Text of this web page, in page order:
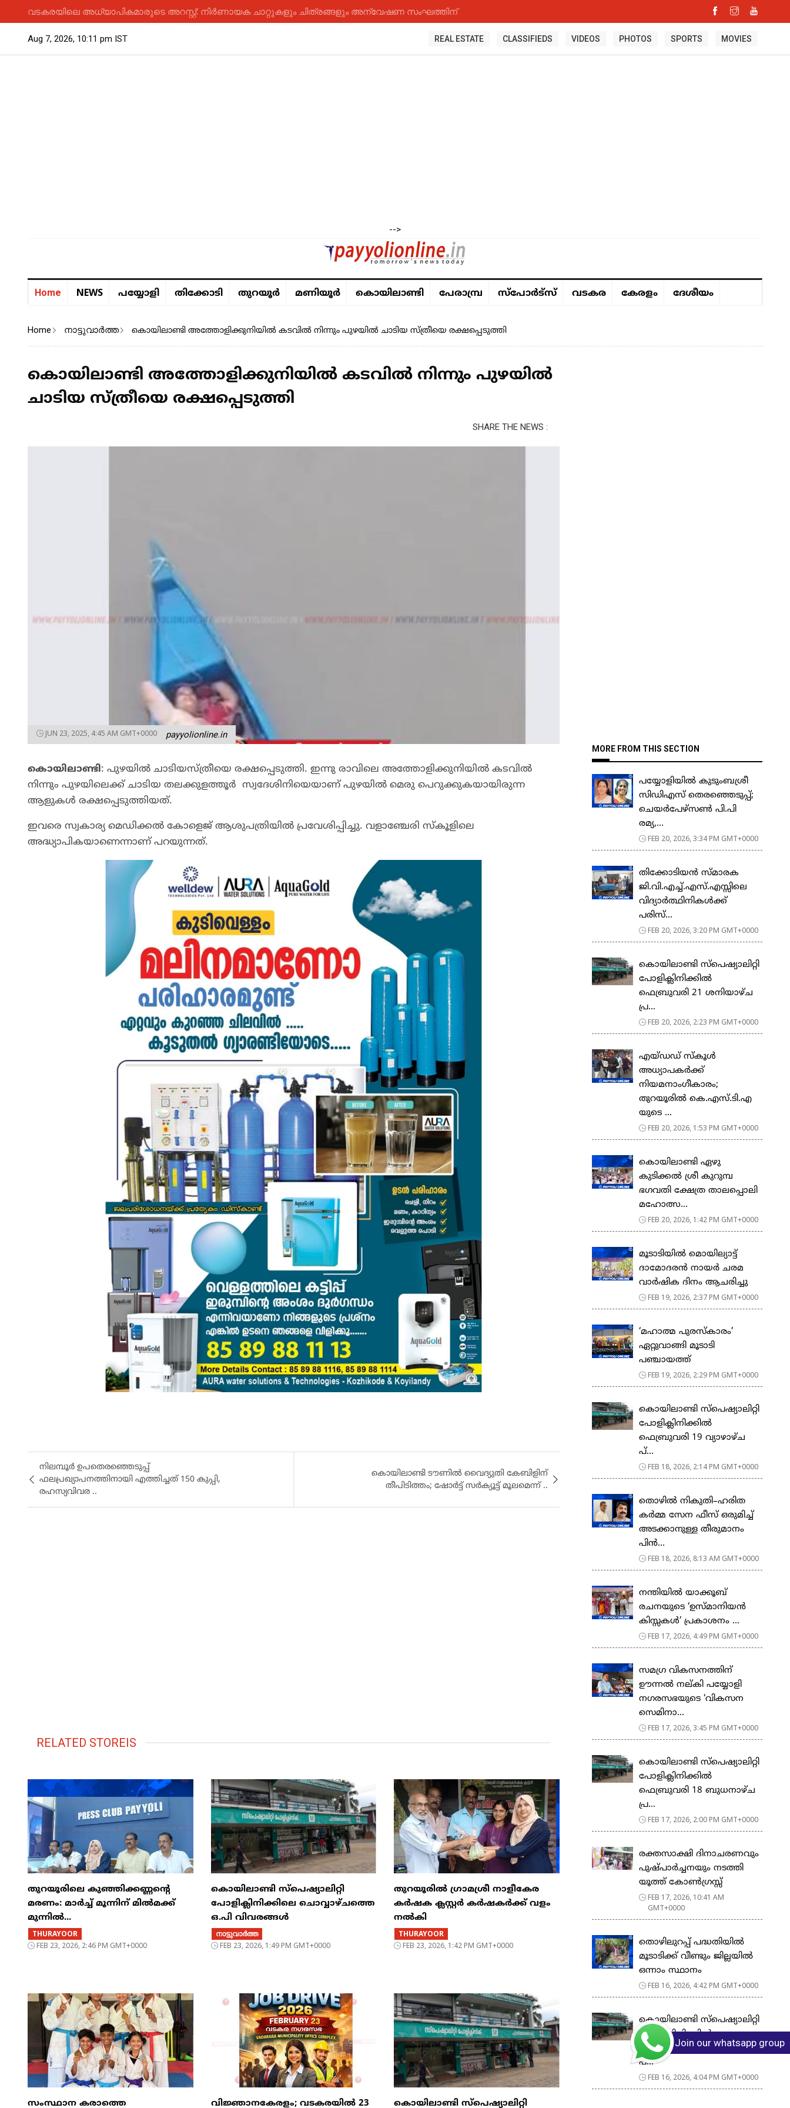
വടകരയിലെ അധ്യാപികമാരുടെ അറസ്റ്റ്: നിർണായക ചാറ്റുകളും ചിത്രങ്ങളും അന്വേഷണ സംഘത്തിന്
Aug 7, 2026, 10:11 pm IST REAL ESTATE CLASSIFIEDS VIDEOS PHOTOS SPORTS MOVIES
-->
Home NEWS പയ്യോളി തിക്കോടി തുറയൂര്‍ മണിയൂര്‍ കൊയിലാണ്ടി പേരാമ്പ്ര സ്പോർട്സ് വടകര കേരളം ദേശീയം
Home നാട്ടുവാര്‍ത്ത കൊയിലാണ്ടി അത്തോളിക്കുനിയിൽ കടവിൽ നിന്നും പുഴയിൽ ചാടിയ സ്ത്രീയെ രക്ഷപ്പെടുത്തി
കൊയിലാണ്ടി അത്തോളിക്കുനിയിൽ കടവിൽ നിന്നും പുഴയിൽ
ചാടിയ സ്ത്രീയെ രക്ഷപ്പെടുത്തി
SHARE THE NEWS :
JUN 23, 2025, 4:45 AM GMT+0000 payyolionline.in
കൊയിലാണ്ടി: പുഴയിൽ ചാടിയസ്ത്രീയെ രക്ഷപ്പെടുത്തി. ഇന്നു രാവിലെ അത്തോളിക്കുനിയിൽ കടവിൽ
നിന്നും പുഴയിലെക്ക് ചാടിയ തലക്കുളത്തൂർ സ്വദേശിനിയെയാണ് പുഴയിൽ മെരു പെറുക്കുകയായിരുന്ന
ആളുകൾ രക്ഷപ്പെടുത്തിയത്.
ഇവരെ സ്വകാര്യ മെഡിക്കൽ കോളെജ് ആശുപത്രിയിൽ പ്രവേശിപ്പിച്ചു. വളാഞ്ചേരി സ്കൂളിലെ
അദ്ധ്യാപികയാണെന്നാണ് പറയുന്നത്.
നിലമ്പൂർ ഉപതെരഞ്ഞെടുപ്പ്
ഫലപ്രഖ്യാപനത്തിനായി എത്തിച്ചത് 150 കുപ്പി,
രഹസ്യവിവര ..
കൊയിലാണ്ടി ടൗണിൽ വൈദ്യുതി കേബിളിന്
തീപിടിത്തം; ഷോർട്ട് സർക്യൂട്ട് മൂലമെന്ന് ..
RELATED STOREIS
തുറയൂരിലെ കുഞ്ഞിക്കണ്ണന്റെ
മരണം: മാർച്ച്‌ മൂന്നിന് മിൽമക്ക്
മുന്നിൽ...
THURAYOOR
FEB 23, 2026, 2:46 PM GMT+0000
കൊയിലാണ്ടി സ്പെഷ്യാലിറ്റി
പോളിക്ലിനിക്കിലെ ചൊവ്വാഴ്ചത്തെ
ഒ.പി വിവരങ്ങൾ
നാട്ടുവാര്‍ത്ത
FEB 23, 2026, 1:49 PM GMT+0000
തുറയൂരിൽ ഗ്രാമശ്രീ നാളീകേര
കർഷക ക്ലസ്റ്റർ കർഷകർക്ക് വളം
നൽകി
THURAYOOR
FEB 23, 2026, 1:42 PM GMT+0000
സംസ്ഥാന കരാത്തെ വിജ്ഞാനകേരളം; വടകരയിൽ 23 കൊയിലാണ്ടി സ്പെഷ്യാലിറ്റി
MORE FROM THIS SECTION
പയ്യോളിയിൽ കുടുംബശ്രീ
സിഡിഎസ് തെരഞ്ഞെടുപ്പ്;
ചെയർപേഴ്സൺ പി.പി
രമ്യ,...
FEB 20, 2026, 3:34 PM GMT+0000
തിക്കോടിയൻ സ്മാരക
ജി.വി.എച്ച്.എസ്.എസ്സിലെ
വിദ്യാർത്ഥിനികൾക്ക്
പരിസ്...
FEB 20, 2026, 3:20 PM GMT+0000
കൊയിലാണ്ടി സ്പെഷ്യാലിറ്റി
പോളിക്ലിനിക്കിൽ
ഫെബ്രുവരി 21 ശനിയാഴ്ച
പ്ര...
FEB 20, 2026, 2:23 PM GMT+0000
എയ്ഡഡ് സ്കൂൾ
അധ്യാപകർക്ക്
നിയമനാംഗീകാരം;
തുറയൂരിൽ കെ.എസ്.ടി.എ
യുടെ ...
FEB 20, 2026, 1:53 PM GMT+0000
കൊയിലാണ്ടി ഏഴു
കുടിക്കൽ ശ്രീ കുറുമ്പ
ഭഗവതി ക്ഷേത്ര താലപ്പൊലി
മഹോത്സ...
FEB 20, 2026, 1:42 PM GMT+0000
മൂടാടിയിൽ മൊയില്യാട്ട്
ദാമോദരൻ നായർ ചരമ
വാർഷിക ദിനം ആചരിച്ചു
FEB 19, 2026, 2:37 PM GMT+0000
‘മഹാത്മ പുരസ്കാരം’
ഏറ്റുവാങ്ങി മൂടാടി
പഞ്ചായത്ത്
FEB 19, 2026, 2:29 PM GMT+0000
കൊയിലാണ്ടി സ്പെഷ്യാലിറ്റി
പോളിക്ലിനിക്കിൽ
ഫെബ്രുവരി 19 വ്യാഴാഴ്ച
പ്...
FEB 18, 2026, 2:14 PM GMT+0000
തൊഴിൽ നികുതി–ഹരിത
കർമ്മ സേന ഫീസ് ഒരുമിച്ച്
അടക്കാനുള്ള തീരുമാനം
പിൻ...
FEB 18, 2026, 8:13 AM GMT+0000
നന്തിയിൽ യാക്കൂബ്
രചനയുടെ ‘ഉസ്മാനിയൻ
കിസ്സകൾ’ പ്രകാശനം ...
FEB 17, 2026, 4:49 PM GMT+0000
സമഗ്ര വികസനത്തിന്
ഊന്നൽ നല്കി പയ്യോളി
നഗരസഭയുടെ ‘വികസന
സെമിനാ...
FEB 17, 2026, 3:45 PM GMT+0000
കൊയിലാണ്ടി സ്പെഷ്യാലിറ്റി
പോളിക്ലിനിക്കിൽ
ഫെബ്രുവരി 18 ബുധനാഴ്ച
പ്ര...
FEB 17, 2026, 2:00 PM GMT+0000
രക്തസാക്ഷി ദിനാചരണവും
പുഷ്പാർച്ചനയും നടത്തി
യൂത്ത് കോൺഗ്രസ്സ്
FEB 17, 2026, 10:41 AM
GMT+0000
തൊഴിലുറപ്പ് പദ്ധതിയിൽ
മൂടാടിക്ക് വീണ്ടും ജില്ലയിൽ
ഒന്നാം സ്ഥാനം
FEB 16, 2026, 4:42 PM GMT+0000
കൊയിലാണ്ടി സ്പെഷ്യാലിറ്റി
പോളിക്ലിനിക്കിൽ
ഫെബ്രുവരി 17 ചൊവ്വാഴ്ച
പ്...
FEB 16, 2026, 4:04 PM GMT+0000
Join our whatsapp group